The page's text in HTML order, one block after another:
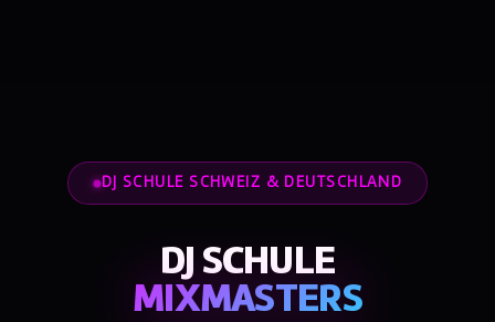
DJ SCHULE SCHWEIZ & DEUTSCHLAND
DJ SCHULE
MIXMASTERS